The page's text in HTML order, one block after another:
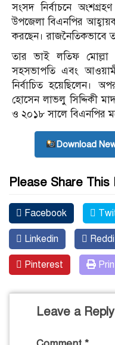
সংসদ নির্বাচনে
উপজেলা বিএনপির
করছেন। রাজনৈতিকভাবে
তার ভাই লতিফ
সহসভাপতি এবং
নির্বাচিত হয়েছিলেন।
হোসেন লাভলু সিদ্দিকী
ও ২০১৮ সালে বিএনপির
Download
Please Share This
Facebook
Linkedin
Pinterest
Leave a Reply